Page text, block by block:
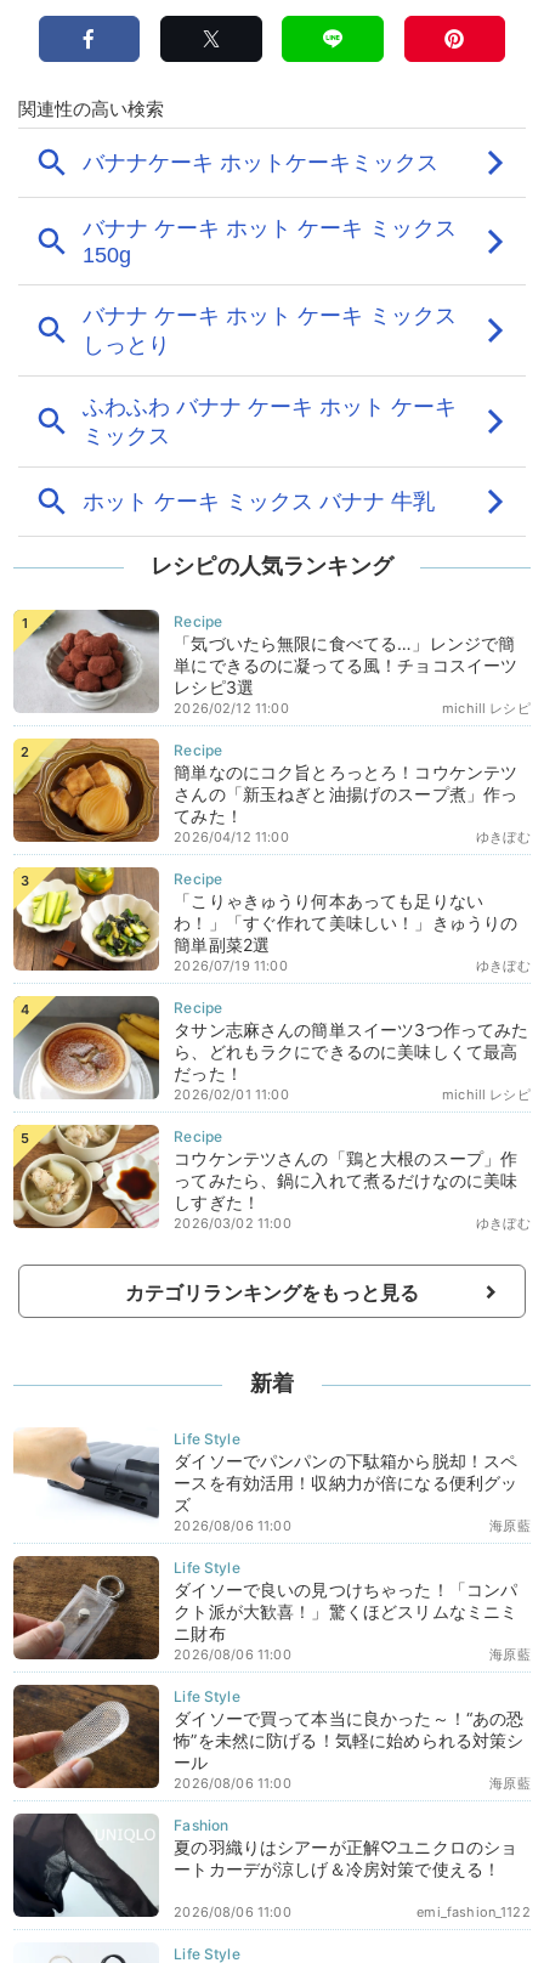
レシピの人気ランキング
「気づいたら無限に食べてる…」レンジで簡
単にできるのに凝ってる風！チョコスイーツ
レシピ3選
michill レシピ
2026/02/12 11:00
簡単なのにコク旨とろっとろ！コウケンテツ
さんの「新玉ねぎと油揚げのスープ煮」作っ
てみた！
ゆきぼむ
2026/04/12 11:00
「こりゃきゅうり何本あっても足りない
わ！」「すぐ作れて美味しい！」きゅうりの
簡単副菜2選
ゆきぼむ
2026/07/19 11:00
タサン志麻さんの簡単スイーツ3つ作ってみた
ら、どれもラクにできるのに美味しくて最高
だった！
michill レシピ
2026/02/01 11:00
コウケンテツさんの「鶏と大根のスープ」作
ってみたら、鍋に入れて煮るだけなのに美味
しすぎた！
ゆきぼむ
2026/03/02 11:00
カテゴリランキングをもっと見る
新着
ダイソーでパンパンの下駄箱から脱却！スペ
ースを有効活用！収納力が倍になる便利グッ
ズ
海原藍
2026/08/06 11:00
ダイソーで良いの見つけちゃった！「コンパ
クト派が大歓喜！」驚くほどスリムなミニミ
ニ財布
海原藍
2026/08/06 11:00
ダイソーで買って本当に良かった～！“あの恐
怖”を未然に防げる！気軽に始められる対策シ
ール
海原藍
2026/08/06 11:00
夏の羽織りはシアーが正解♡ユニクロのショ
ートカーデが涼しげ＆冷房対策で使える！
emi_fashion_1122
2026/08/06 11:00